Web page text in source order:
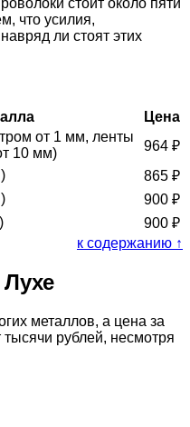
что усилия,
ли стоят этих
Цена
от 1 мм, ленты
10 мм)
964 ₽
865 ₽
900 ₽
900 ₽
к содержанию ↑
металлов, а цена за
рублей, несмотря